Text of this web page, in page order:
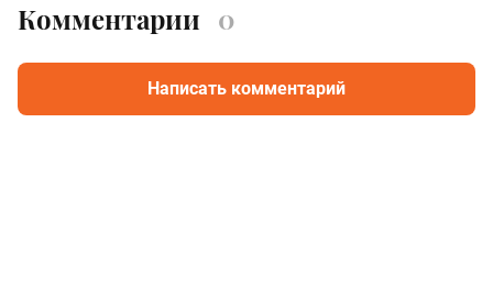
Комментарии 0
Написать комментарий